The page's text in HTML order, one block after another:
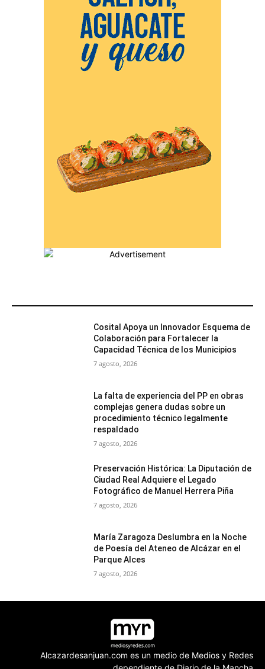
Cosital Apoya un Innovador Esquema de
Colaboración para Fortalecer la
Capacidad Técnica de los Municipios
7 agosto, 2026
La falta de experiencia del PP en obras
complejas genera dudas sobre un
procedimiento técnico legalmente
respaldado
7 agosto, 2026
Preservación Histórica: La Diputación de
Ciudad Real Adquiere el Legado
Fotográfico de Manuel Herrera Piña
7 agosto, 2026
María Zaragoza Deslumbra en la Noche
de Poesía del Ateneo de Alcázar en el
Parque Alces
7 agosto, 2026
Alcazardesanjuan.com es un medio de Medios y Redes